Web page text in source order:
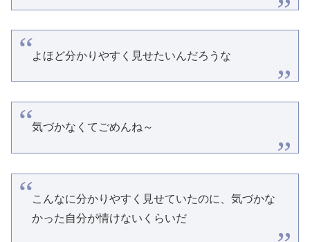
よほど分かりやすく見せたいんだろうな
気づかなくてごめんね～
こんなに分かりやすく見せていたのに、気づかな
かった自分が情けないくらいだ